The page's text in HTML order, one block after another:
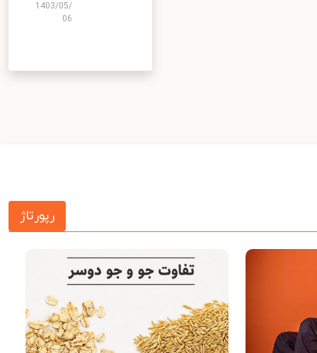
1403/05/
06
رپورتاژ